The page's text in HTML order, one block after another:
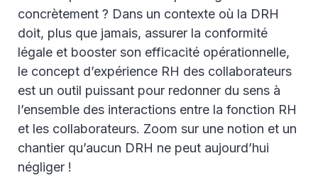
concrètement ? Dans un contexte où la DRH
doit, plus que jamais, assurer la conformité
légale et booster son efficacité opérationnelle,
le concept d’expérience RH des collaborateurs
est un outil puissant pour redonner du sens à
l’ensemble des interactions entre la fonction RH
et les collaborateurs. Zoom sur une notion et un
chantier qu’aucun DRH ne peut aujourd’hui
négliger !